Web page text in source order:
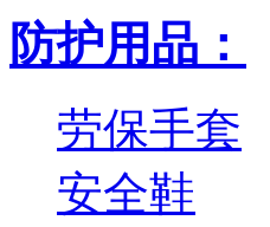
防护用品：
劳保手套
安全鞋